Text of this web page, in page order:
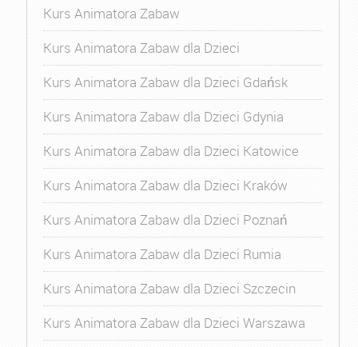
Kurs Animatora Zabaw
Kurs Animatora Zabaw dla Dzieci
Kurs Animatora Zabaw dla Dzieci Gdańsk
Kurs Animatora Zabaw dla Dzieci Gdynia
Kurs Animatora Zabaw dla Dzieci Katowice
Kurs Animatora Zabaw dla Dzieci Kraków
Kurs Animatora Zabaw dla Dzieci Poznań
Kurs Animatora Zabaw dla Dzieci Rumia
Kurs Animatora Zabaw dla Dzieci Szczecin
Kurs Animatora Zabaw dla Dzieci Warszawa